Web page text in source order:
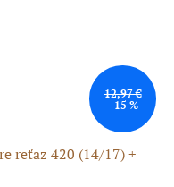
12,97 €
–15 %
reťaz 420 (14/17) +